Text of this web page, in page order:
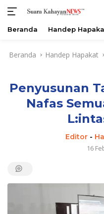
Beranda Handep
Beranda Handep Hapakat
Penyusunan
Nafas
Editor-
16